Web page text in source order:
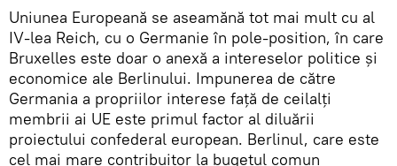
Uniunea Europeană se aseamănă tot mai mult cu al
IV-lea Reich, cu o Germanie în pole-position, în care
Bruxelles este doar o anexă a intereselor politice și
economice ale Berlinului. Impunerea de către
Germania a propriilor interese față de ceilalți
membrii ai UE este primul factor al diluării
proiectului confederal european. Berlinul, care este
cel mai mare contribuitor la bugetul comun